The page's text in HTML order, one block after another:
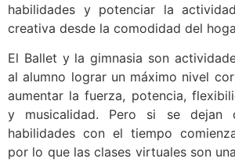
habilidades y potenciar la
creativa desde la comodidad del
El Ballet y la gimnasia son
al alumno lograr un máximo nivel
aumentar la fuerza, potencia,
y musicalidad. Pero si se dejan
habilidades con el tiempo
por lo que las clases virtuales son